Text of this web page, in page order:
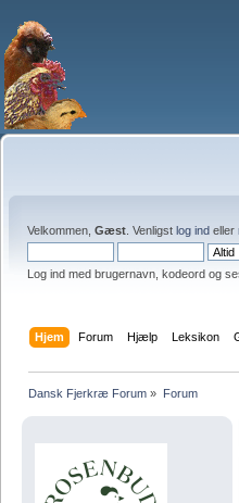
Velkommen, Gæst . Venligst log ind eller
Log ind med brugernavn, kodeord og
Hjem Forum Hjælp Leksikon
Dansk Fjerkræ Forum » Forum